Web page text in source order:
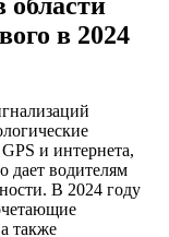
в 2024
и интернета,
водителям
В 2024 году
также